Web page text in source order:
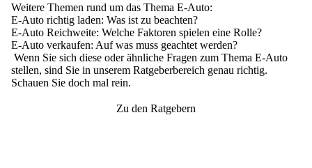
Weitere Themen rund um das Thema E-Auto:
E-Auto richtig laden: Was ist zu beachten?
E-Auto Reichweite: Welche Faktoren spielen eine Rolle?
E-Auto verkaufen: Auf was muss geachtet werden?
Wenn Sie sich diese oder ähnliche Fragen zum Thema E-Auto
stellen, sind Sie in unserem Ratgeberbereich genau richtig.
Schauen Sie doch mal rein.
Zu den Ratgebern